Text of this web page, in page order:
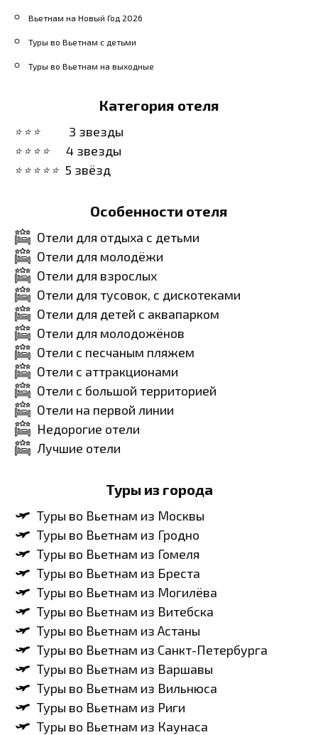
Вьетнам на Новый Год 2026
Туры во Вьетнам с детьми
Туры во Вьетнам на выходные
Категория отеля
3 звезды
4 звезды
5 звёзд
Особенности отеля
Отели для отдыха с детьми
Отели для молодёжи
Отели для взрослых
Отели для тусовок, с дискотеками
Отели для детей с аквапарком
Отели для молодожёнов
Отели с песчаным пляжем
Отели с аттракционами
Отели с большой территорией
Отели на первой линии
Недорогие отели
Лучшие отели
Туры из города
Туры во Вьетнам из Москвы
Туры во Вьетнам из Гродно
Туры во Вьетнам из Гомеля
Туры во Вьетнам из Бреста
Туры во Вьетнам из Могилёва
Туры во Вьетнам из Витебска
Туры во Вьетнам из Астаны
Туры во Вьетнам из Санкт-Петербурга
Туры во Вьетнам из Варшавы
Туры во Вьетнам из Вильнюса
Туры во Вьетнам из Риги
Туры во Вьетнам из Каунаса